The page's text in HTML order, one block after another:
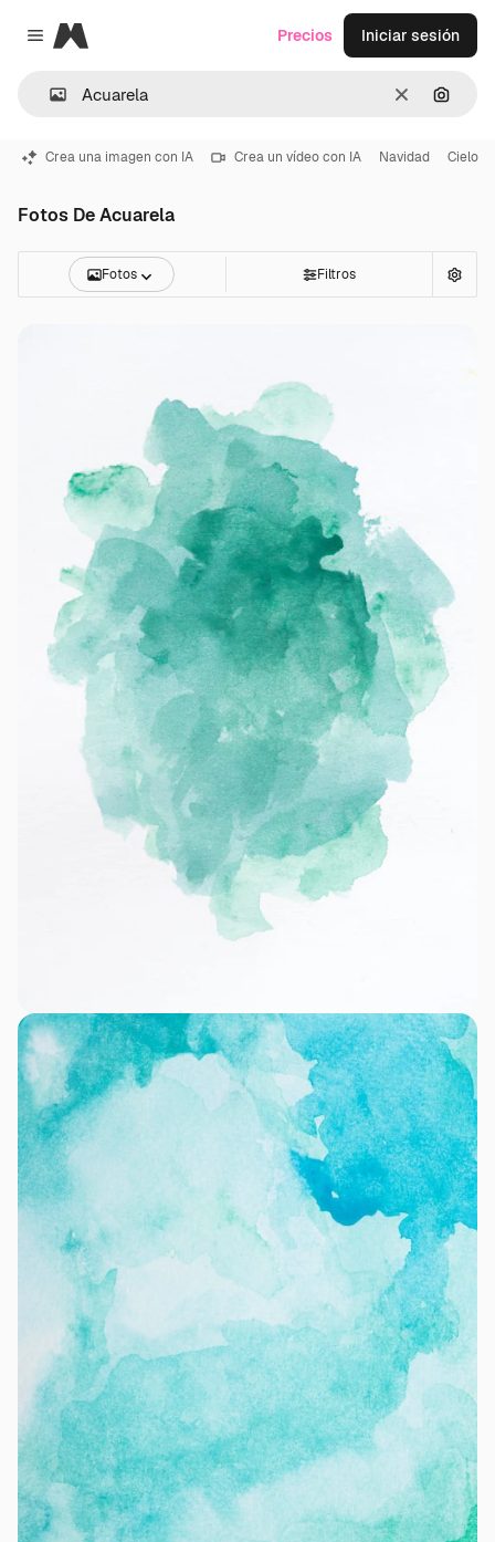
Close menu
Magnific
Borrar
Precios Iniciar sesión
Crea una imagen con IA Crea un vídeo con IA Navidad Cielo
Fotos De Acuarela
Fotos Filtros